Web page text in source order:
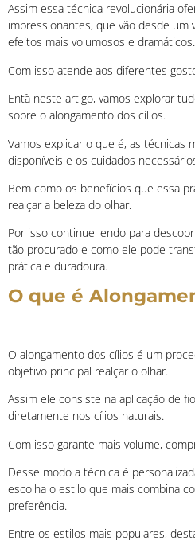
Assim essa técnica revolucionária
impressionantes, que vão desde um
efeitos mais volumosos e dramáticos.
Com isso atende aos diferentes
Entã neste artigo, vamos explorar
sobre o alongamento dos cílios.
Vamos explicar o que é, as técnicas
disponíveis e os cuidados
Bem como os benefícios que essa
realçar a beleza do olhar.
Por isso continue lendo para
tão procurado e como ele pode
prática e duradoura.
O que é
O alongamento dos cílios é um
objetivo principal realçar o olhar.
Assim ele consiste na aplicação de
diretamente nos cílios naturais.
Com isso garante mais volume,
Desse modo a técnica é
escolha o estilo que mais combina
preferência.
Entre os estilos mais populares,